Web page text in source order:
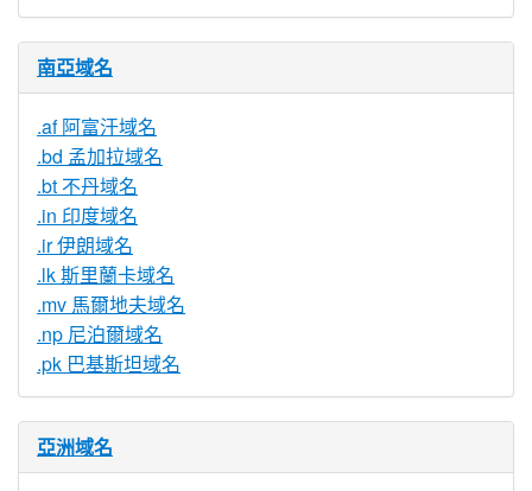
南亞域名
.af 阿富汗域名
.bd 孟加拉域名
.bt 不丹域名
.in 印度域名
.ir 伊朗域名
.lk 斯里蘭卡域名
.mv 馬爾地夫域名
.np 尼泊爾域名
.pk 巴基斯坦域名
亞洲域名